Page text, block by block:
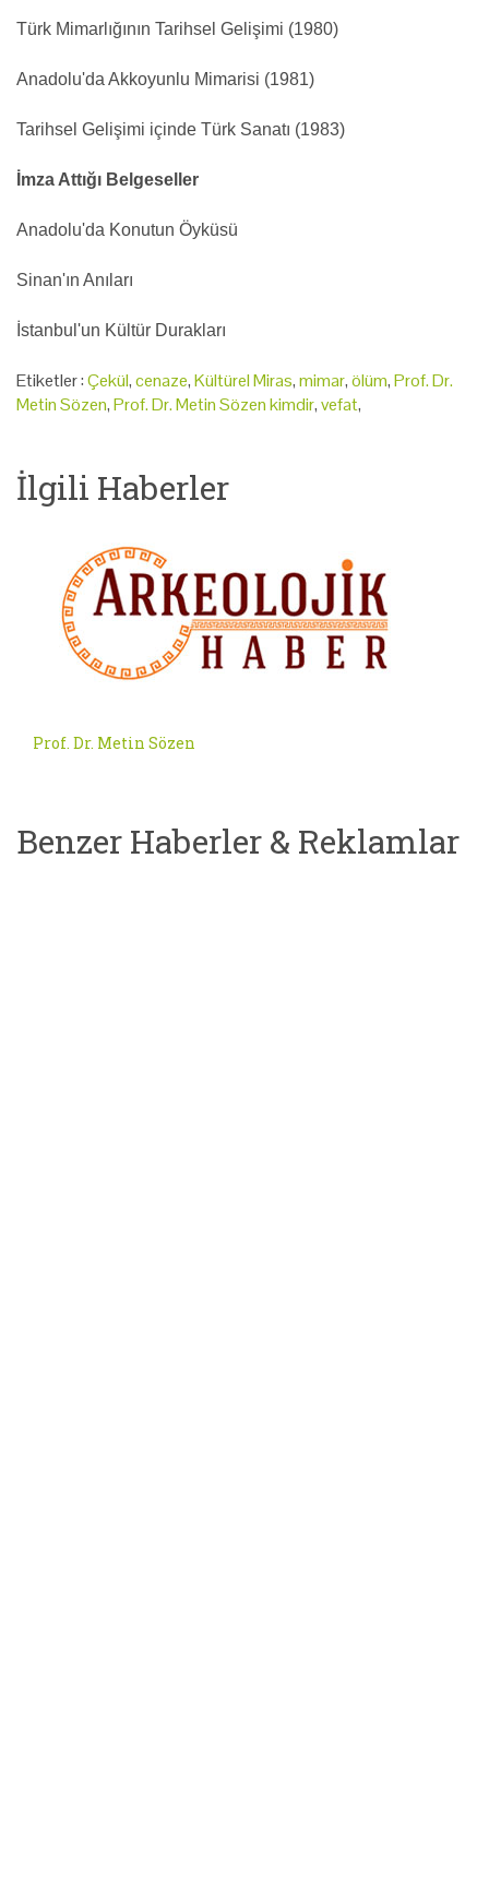
Türk Mimarlığının Tarihsel Gelişimi (1980)
Anadolu'da Akkoyunlu Mimarisi (1981)
Tarihsel Gelişimi içinde Türk Sanatı (1983)
İmza Attığı Belgeseller
Anadolu'da Konutun Öyküsü
Sinan'ın Anıları
İstanbul'un Kültür Durakları
Etiketler :Çekül,cenaze,Kültürel Miras,mimar,ölüm,Prof. Dr.
Metin Sözen,Prof. Dr. Metin Sözen kimdir,vefat,
İlgili Haberler
Prof. Dr. Metin Sözen
Benzer Haberler & Reklamlar